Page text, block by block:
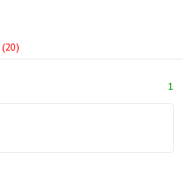
(20)
1